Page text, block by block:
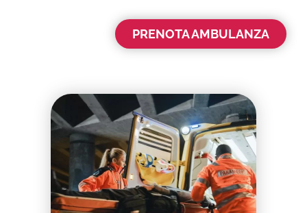
PRENOTA AMBULANZA